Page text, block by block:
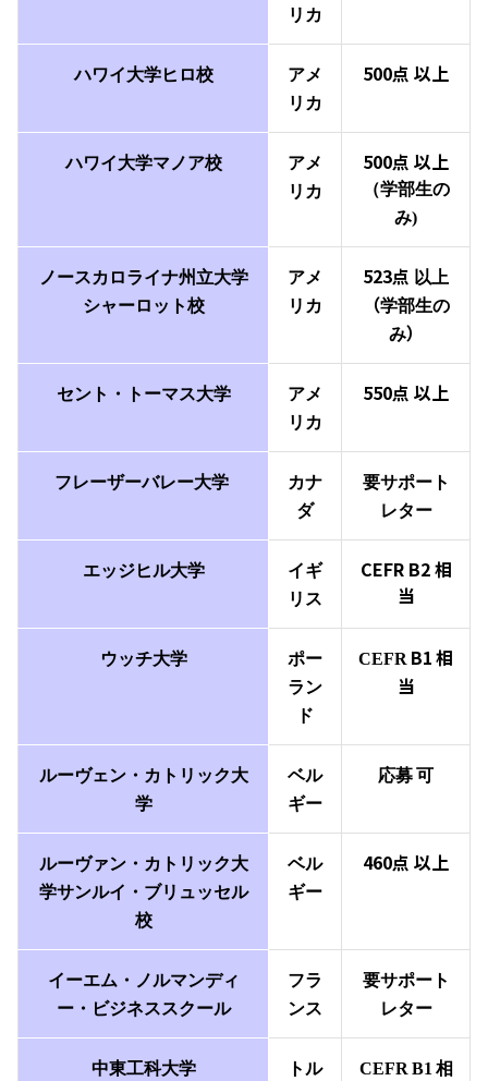
リカ
ハワイ大学ヒロ校
アメ
リカ
500点 以上
ハワイ大学マノア校
アメ
リカ
500点 以上
（学部生の
み)
ノースカロライナ州立大学
シャーロット校
アメ
リカ
523点 以上
（学部生の
み）
セント・トーマス大学
アメ
リカ
550点 以上
フレーザーバレー大学
カナ
ダ
要サポート
レター
エッジヒル大学
イギ
リス
CEFR B2相
当
ウッチ大学
ポー
ラン
ド
CEFR B1相
当
ルーヴェン・カトリック大
学
ベル
ギー
応募可
ルーヴァン・カトリック大
学サンルイ・ブリュッセル
校
ベル
ギー
460点 以上
イーエム・ノルマンディ
ー・ビジネススクール
フラ
ンス
要サポート
レター
中東工科大学
トル
CEFR B1 相